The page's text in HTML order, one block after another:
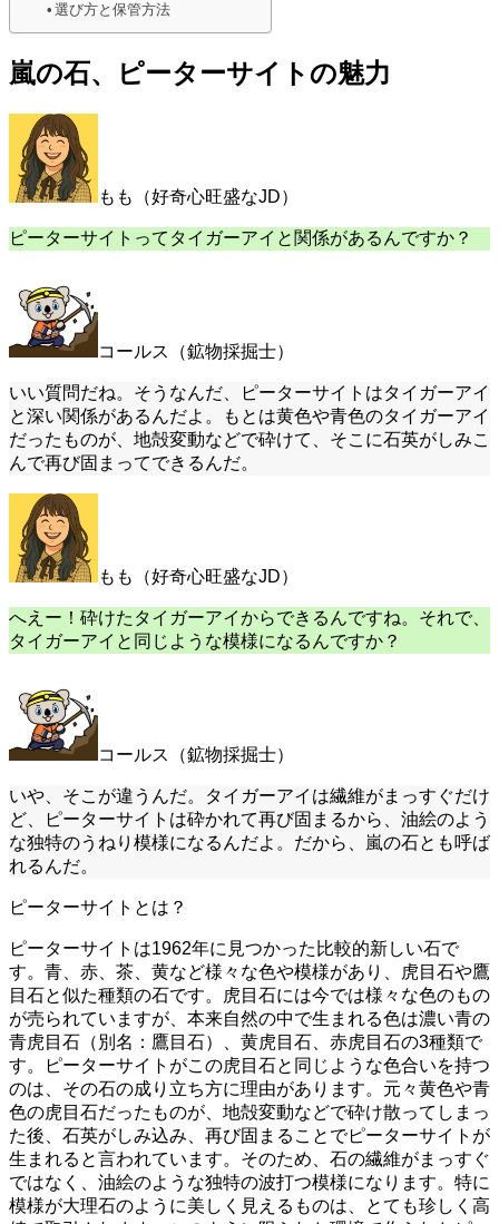
選び方と保管方法
嵐の石、ピーターサイトの魅力
もも（好奇心旺盛なJD）
ピーターサイトってタイガーアイと関係があるんですか？
コールス（鉱物採掘士）
いい質問だね。そうなんだ、ピーターサイトはタイガーアイ
と深い関係があるんだよ。もとは黄色や青色のタイガーアイ
だったものが、地殻変動などで砕けて、そこに石英がしみこ
んで再び固まってできるんだ。
もも（好奇心旺盛なJD）
へえー！砕けたタイガーアイからできるんですね。それで、
タイガーアイと同じような模様になるんですか？
コールス（鉱物採掘士）
いや、そこが違うんだ。タイガーアイは繊維がまっすぐだけ
ど、ピーターサイトは砕かれて再び固まるから、油絵のよう
な独特のうねり模様になるんだよ。だから、嵐の石とも呼ば
れるんだ。
ピーターサイトとは？
ピーターサイトは1962年に見つかった比較的新しい石で
す。青、赤、茶、黄など様々な色や模様があり、虎目石や鷹
目石と似た種類の石です。虎目石には今では様々な色のもの
が売られていますが、本来自然の中で生まれる色は濃い青の
青虎目石（別名：鷹目石）、黄虎目石、赤虎目石の3種類で
す。ピーターサイトがこの虎目石と同じような色合いを持つ
のは、その石の成り立ち方に理由があります。元々黄色や青
色の虎目石だったものが、地殻変動などで砕け散ってしまっ
た後、石英がしみ込み、再び固まることでピーターサイトが
生まれると言われています。そのため、石の繊維がまっすぐ
ではなく、油絵のような独特の波打つ模様になります。特に
模様が大理石のように美しく見えるものは、とても珍しく高